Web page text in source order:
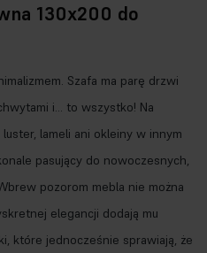
130x200 do
Szafa ma parę drzwi
i… to wszystko! Na
lameli ani okleiny w innym
pasujący do nowoczesnych,
pozorom mebla nie można
elegancji dodają mu
które jednocześnie sprawiają, że